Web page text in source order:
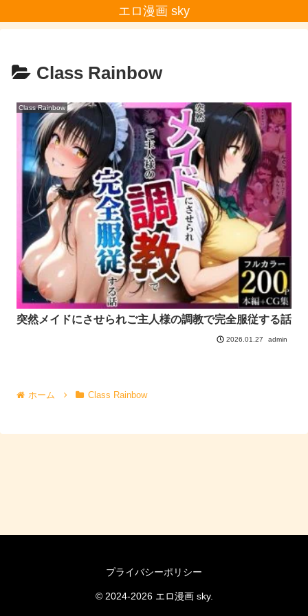
エロ漫画 sky
Class Rainbow
Class Rainbow
突然メイドにさせられご主人様の調教で完全服従する話
2026.01.27 admin
ホーム Class Rainbow
プライバシーポリシー
© 2024-2026 エロ漫画 sky.